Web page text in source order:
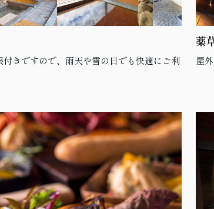
きですので、雨天や雪の日でも快適にご利
薬
屋